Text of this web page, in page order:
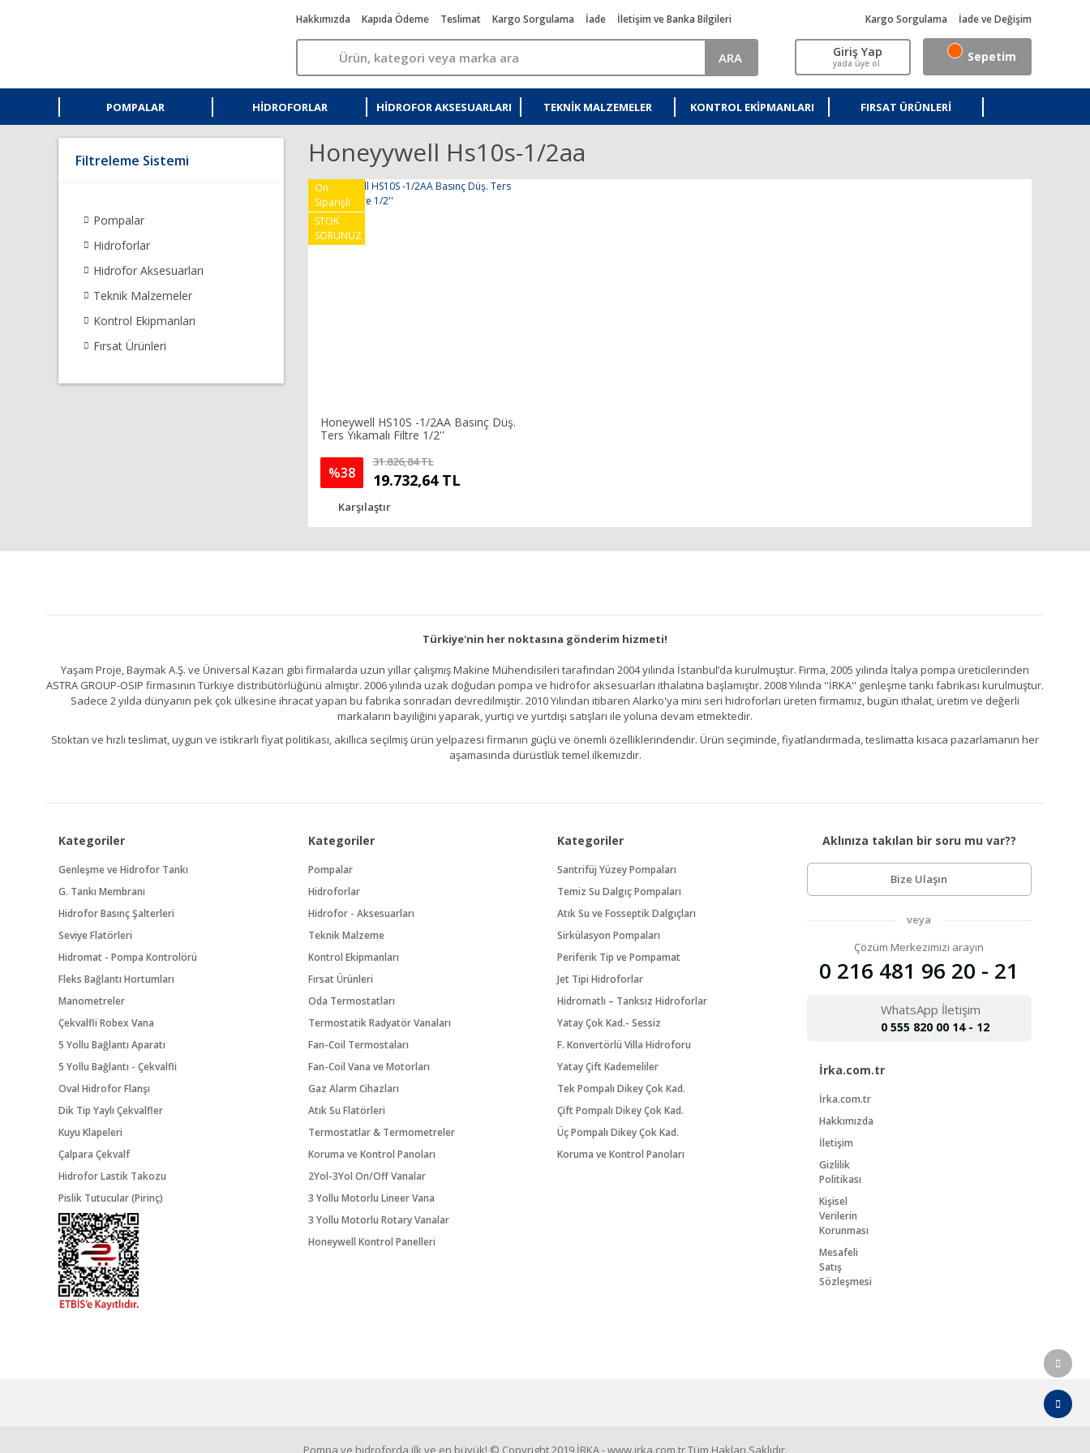
Hakkımızda Kapıda Ödeme Teslimat Kargo Sorgulama İade İletişim ve Banka Bilgileri
ARA
Kargo Sorgulama İade ve Değişim
Giriş Yap
yada üye ol Sepetim
POMPALAR HIDROFORLAR HIDROFOR AKSESUARLARI TEKNIK MALZEMELER KONTROL EKIPMANLARI FIRSAT ÜRÜNLERI
Filtreleme Sistemi
Pompalar
Hidroforlar
Hidrofor Aksesuarları
Teknik Malzemeler
Kontrol Ekipmanları
Fırsat Ürünleri
Honeyywell Hs10s-1/2aa
Ön
Siparişli
STOK
SORUNUZ
Honeywell HS10S -1/2AA Basınç Düş.
Ters Yıkamalı Filtre 1/2''
%38
31.826,84 TL
19.732,64 TL
Karşılaştır
Türkiye'nin her noktasına gönderim hizmeti!
Yaşam Proje, Baymak A.Ş. ve Üniversal Kazan gibi firmalarda uzun yıllar çalışmış Makine Mühendisileri tarafından 2004 yılında İstanbul’da kurulmuştur. Firma, 2005 yılında İtalya pompa üreticilerinden
ASTRA GROUP-OSIP firmasının Türkiye distribütörlüğünü almıştır. 2006 yılında uzak doğudan pompa ve hidrofor aksesuarları ithalatına başlamıştır. 2008 Yılında ''İRKA'' genleşme tankı fabrikası kurulmuştur.
Sadece 2 yılda dünyanın pek çok ülkesine ihracat yapan bu fabrika sonradan devredilmiştir. 2010 Yılından itibaren Alarko'ya mini seri hidroforları üreten firmamız, bugün ithalat, üretim ve değerli
markaların bayiliğini yaparak, yurtiçi ve yurtdışı satışları ile yoluna devam etmektedir.
Stoktan ve hızlı teslimat, uygun ve istikrarlı fiyat politikası, akıllıca seçilmiş ürün yelpazesi firmanın güçlü ve önemli özelliklerindendir. Ürün seçiminde, fiyatlandırmada, teslimatta kısaca pazarlamanın her
aşamasında dürüstlük temel ilkemizdir.
Kategoriler
Genleşme ve Hidrofor Tankı
G. Tankı Membranı
Hidrofor Basınç Şalterleri
Seviye Flatörleri
Hidromat - Pompa Kontrolörü
Fleks Bağlantı Hortumları
Manometreler
Çekvalfli Robex Vana
5 Yollu Bağlantı Aparatı
5 Yollu Bağlantı - Çekvalfli
Oval Hidrofor Flanşı
Dik Tip Yaylı Çekvalfler
Kuyu Klapeleri
Çalpara Çekvalf
Hidrofor Lastik Takozu
Pislik Tutucular (Pirinç)
Kategoriler
Pompalar
Hidroforlar
Hidrofor - Aksesuarları
Teknik Malzeme
Kontrol Ekipmanları
Fırsat Ürünleri
Oda Termostatları
Termostatik Radyatör Vanaları
Fan-Coil Termostaları
Fan-Coil Vana ve Motorları
Gaz Alarm Cihazları
Atık Su Flatörleri
Termostatlar & Termometreler
Koruma ve Kontrol Panoları
2Yol-3Yol On/Off Vanalar
3 Yollu Motorlu Lineer Vana
3 Yollu Motorlu Rotary Vanalar
Honeywell Kontrol Panelleri
Kategoriler
Santrifüj Yüzey Pompaları
Temiz Su Dalgıç Pompaları
Atık Su ve Fosseptik Dalgıçları
Sirkülasyon Pompaları
Periferik Tip ve Pompamat
Jet Tipi Hidroforlar
Hidromatlı – Tanksız Hidroforlar
Yatay Çok Kad.- Sessiz
F. Konvertörlü Villa Hidroforu
Yatay Çift Kademeliler
Tek Pompalı Dikey Çok Kad.
Çift Pompalı Dikey Çok Kad.
Üç Pompalı Dikey Çok Kad.
Koruma ve Kontrol Panoları
Aklınıza takılan bir soru mu var??
Bize Ulaşın
veya
Çözüm Merkezimizi arayın
0 216 481 96 20 - 21
WhatsApp İletişim
0 555 820 00 14 - 12
İrka.com.tr
İrka.com.tr
Hakkımızda
İletişim
Gizlilik
Politikası
Kişisel
Verilerin
Korunması
Mesafeli
Satış
Sözleşmesi